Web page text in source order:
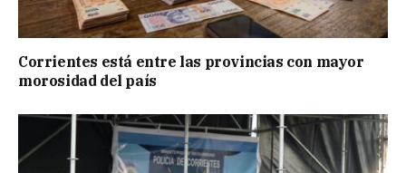
Corrientes está entre las provincias con mayor
morosidad del país